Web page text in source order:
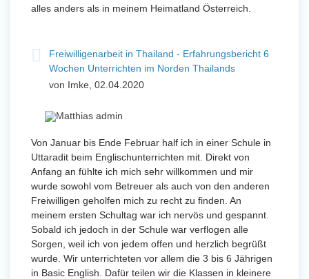
alles anders als in meinem Heimatland Österreich.
Freiwilligenarbeit in Thailand - Erfahrungsbericht 6
Wochen Unterrichten im Norden Thailands
von Imke, 02.04.2020
Von Januar bis Ende Februar half ich in einer Schule in
Uttaradit beim Englischunterrichten mit. Direkt von
Anfang an fühlte ich mich sehr willkommen und mir
wurde sowohl vom Betreuer als auch von den anderen
Freiwilligen geholfen mich zu recht zu finden. An
meinem ersten Schultag war ich nervös und gespannt.
Sobald ich jedoch in der Schule war verflogen alle
Sorgen, weil ich von jedem offen und herzlich begrüßt
wurde. Wir unterrichteten vor allem die 3 bis 6 Jährigen
in Basic English. Dafür teilen wir die Klassen in kleinere